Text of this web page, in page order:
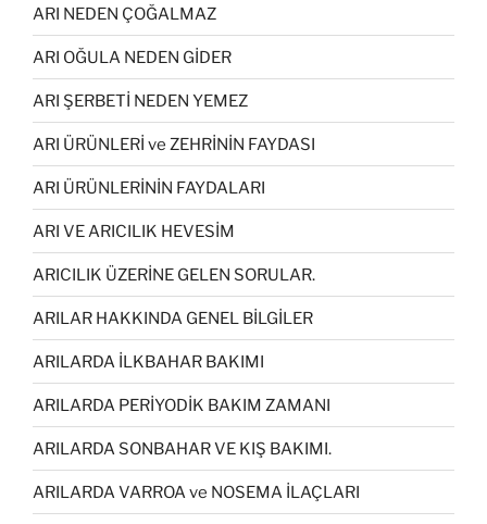
ARI NEDEN ÇOĞALMAZ
ARI OĞULA NEDEN GİDER
ARI ŞERBETİ NEDEN YEMEZ
ARI ÜRÜNLERİ ve ZEHRİNİN FAYDASI
ARI ÜRÜNLERİNİN FAYDALARI
ARI VE ARICILIK HEVESİM
ARICILIK ÜZERİNE GELEN SORULAR.
ARILAR HAKKINDA GENEL BİLGİLER
ARILARDA İLKBAHAR BAKIMI
ARILARDA PERİYODİK BAKIM ZAMANI
ARILARDA SONBAHAR VE KIŞ BAKIMI.
ARILARDA VARROA ve NOSEMA İLAÇLARI